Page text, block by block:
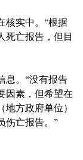
核实中。“根据
死亡报告，但目
息。“没有报告
因素，但希望在
方政府单位）
伤亡报告。”